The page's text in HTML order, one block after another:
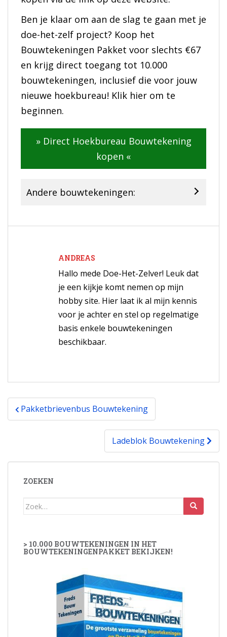
Ben je klaar om aan de slag te gaan met je
doe-het-zelf project? Koop het
Bouwtekeningen Pakket voor slechts €67
en krijg direct toegang tot 10.000
bouwtekeningen, inclusief die voor jouw
nieuwe hoekbureau! Klik hier om te
beginnen.
» Direct Hoekbureau Bouwtekening
kopen «
Andere bouwtekeningen:
ANDREAS
Hallo mede Doe-Het-Zelver! Leuk dat
je een kijkje komt nemen op mijn
hobby site. Hier laat ik al mijn kennis
voor je achter en stel op regelmatige
basis enkele bouwtekeningen
beschikbaar.
Bericht
navigatie
Pakketbrievenbus Bouwtekening
Ladeblok Bouwtekening
ZOEKEN
Zoek
> 10.000 BOUWTEKENINGEN IN HET
BOUWTEKENINGENPAKKET BEKIJKEN!